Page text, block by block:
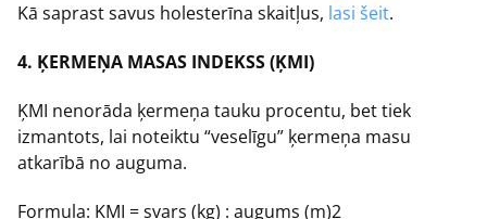
Kā saprast savus holesterīna skaitļus, lasi šeit.
4. ĶERMEŅA MASAS INDEKSS (ĶMI)
ĶMI nenorāda ķermeņa tauku procentu, bet tiek
izmantots, lai noteiktu “veselīgu” ķermeņa masu
atkarībā no auguma.
Formula: ĶMI = svars (kg) : augums (m)2